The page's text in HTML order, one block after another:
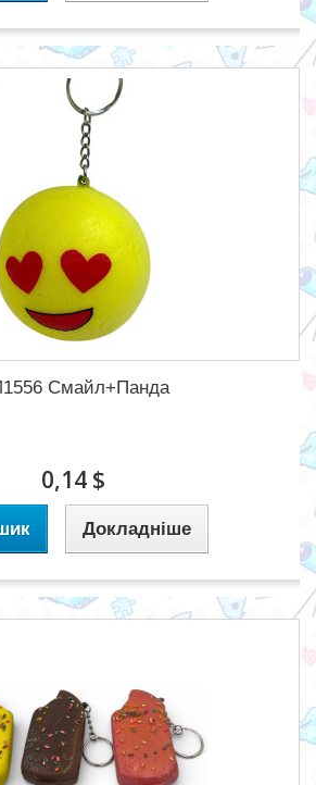
Смайл+Панда
0,14 $
Докладніше